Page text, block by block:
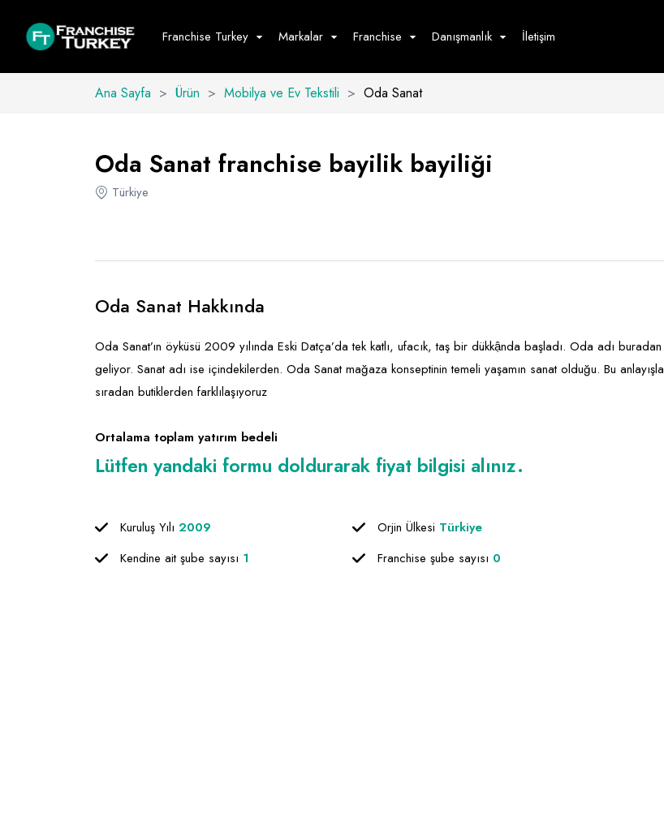
Franchise Turkey Markalar
Hepsini Göster
Franchise Danışmanlık İletişim
Ana Sayfa > Ürün > Mobilya ve Ev Tekstili > Oda Sanat
Oda Sanat franchise bayilik bayiliği
Türkiye
Oda Sanat Hakkında
Oda Sanat’ın öyküsü 2009 yılında Eski Datça’da tek katlı, ufacık, taş bir dükkậnda başladı. Oda adı buradan
geliyor. Sanat adı ise içindekilerden. Oda Sanat mağaza konseptinin temeli yaşamın sanat olduğu. Bu anlayışla
sıradan butiklerden farklılaşıyoruz
Ortalama toplam yatırım bedeli
Lütfen yandaki formu doldurarak fiyat bilgisi alınız.
Kuruluş Yılı 2009 Orjin Ülkesi Türkiye
Kendine ait şube sayısı 1 Franchise şube sayısı 0